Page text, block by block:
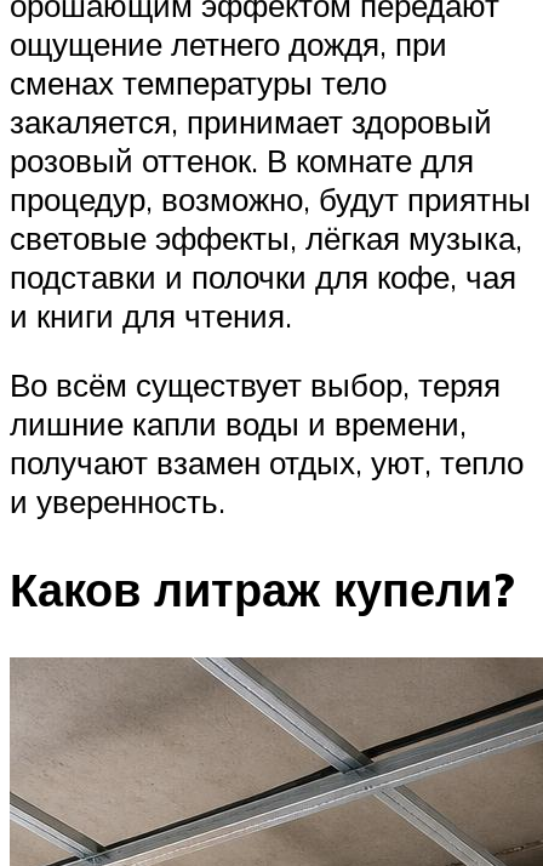
ощущение летнего дождя, при
сменах температуры тело
закаляется, принимает здоровый
розовый оттенок. В комнате для
процедур, возможно, будут приятны
световые эффекты, лёгкая музыка,
подставки и полочки для кофе, чая
и книги для чтения.
Во всём существует выбор, теряя
лишние капли воды и времени,
получают взамен отдых, уют, тепло
и уверенность.
Каков литраж купели?